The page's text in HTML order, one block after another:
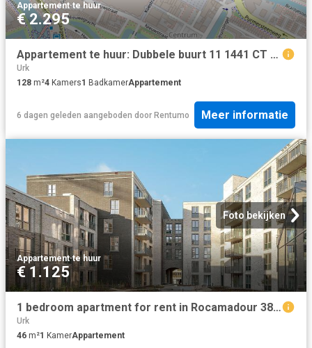
Appartement·te huur
€ 2.295
Appartement te huur: Dubbele buurt 11 1441 CT Purmerend
Urk
128 m²4 Kamers1 BadkamerAppartement
6 dagen geleden aangeboden door Rentumo Meer informatie
Foto bekijken
Appartement·te huur
€ 1.125
1 bedroom apartment for rent in Rocamadour 38 1448 LA Purmerend
Urk
46 m²1 KamerAppartement